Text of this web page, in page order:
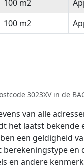
100 m2
100 m2
3023XV in de
van alle
het laatst
een geldigheid
en andere